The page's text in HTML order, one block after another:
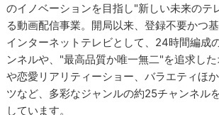
のイノベーションを目指し"新しい未来のテ
る動画配信事業。開局以来、登録不要かつ
インターネットテレビとして、24時間編成
ンネルや、"最高品質か唯一無二"を追求し
や恋愛リアリティーショー、バラエティほ
ツなど、多彩なジャンルの約25チャンネル
しています。